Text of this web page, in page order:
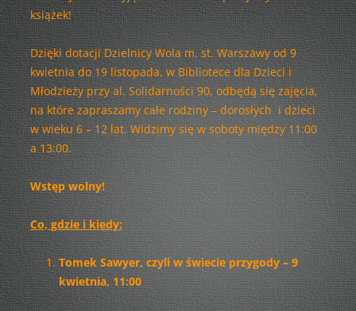
książek!
Dzięki dotacji Dzielnicy Wola m. st. Warszawy od 9
kwietnia do 19 listopada, w Bibliotece dla Dzieci i
Młodzieży przy al. Solidarności 90, odbędą się zajęcia,
na które zapraszamy całe rodziny – dorosłych i dzieci
w wieku 6 – 12 lat. Widzimy się w soboty między 11:00
a 13:00.
Wstęp wolny!
Co, gdzie i kiedy:
Tomek Sawyer, czyli w świecie przygody – 9
kwietnia, 11:00